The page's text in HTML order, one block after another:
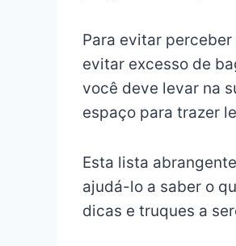
Para evitar
evitar excesso de
você deve levar na
espaço para trazer
Esta lista
ajudá-lo a saber o
dicas e truques a